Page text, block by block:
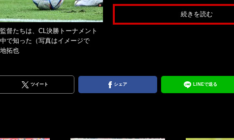
督たちは、CL決勝トーナメント
で知った（写真はイメージで
拓也
続きを読む
ツイート シェア LINEで送る